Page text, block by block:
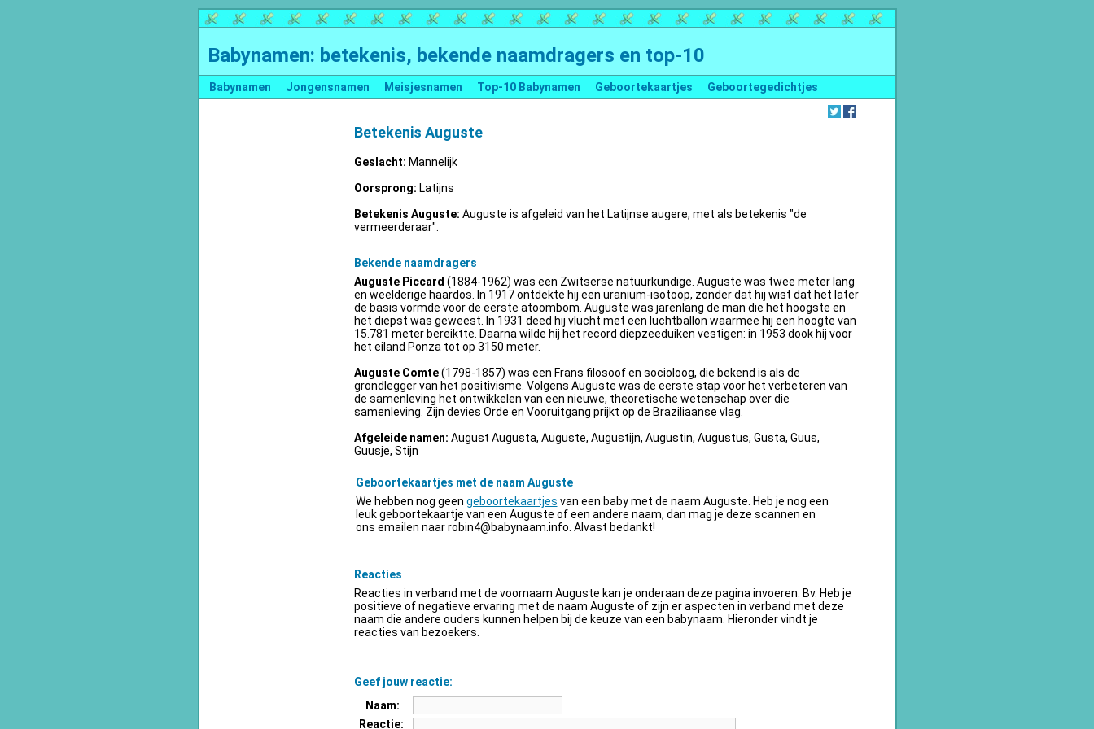
Babynamen: betekenis, bekende naamdragers en top-10
Babynamen Jongensnamen Meisjesnamen Top-10 Babynamen Geboortekaartjes Geboortegedichtjes
Betekenis Auguste
Geslacht: Mannelijk
Oorsprong: Latijns
Betekenis Auguste: Auguste is afgeleid van het Latijnse augere, met als betekenis "de
vermeerderaar".
Bekende naamdragers
Auguste Piccard (1884-1962) was een Zwitserse natuurkundige. Auguste was twee meter lang
en weelderige haardos. In 1917 ontdekte hij een uranium-isotoop, zonder dat hij wist dat het later
de basis vormde voor de eerste atoombom. Auguste was jarenlang de man die het hoogste en
het diepst was geweest. In 1931 deed hij vlucht met een luchtballon waarmee hij een hoogte van
15.781 meter bereiktte. Daarna wilde hij het record diepzeeduiken vestigen: in 1953 dook hij voor
het eiland Ponza tot op 3150 meter.
Auguste Comte(1798-1857) was een Frans filosoof en socioloog, die bekend is als de
grondlegger van het positivisme. Volgens Auguste was de eerste stap voor het verbeteren van
de samenleving het ontwikkelen van een nieuwe, theoretische wetenschap over die
samenleving. Zijn devies Orde en Vooruitgang prijkt op de Braziliaanse vlag.
Afgeleide namen: August Augusta, Auguste, Augustijn, Augustin, Augustus, Gusta, Guus,
Guusje, Stijn
Geboortekaartjes met de naam Auguste
We hebben nog geen geboortekaartjes van een baby met de naam Auguste. Heb je nog een
leuk geboortekaartje van een Auguste of een andere naam, dan mag je deze scannen en
ons emailen naarrobin4@babynaam.info . Alvast bedankt!
Reacties
Reacties in verband met de voornaam Auguste kan je onderaan deze pagina invoeren. Bv. Heb je
positieve of negatieve ervaring met de naam Auguste of zijn er aspecten in verband met deze
naam die andere ouders kunnen helpen bij de keuze van een babynaam. Hieronder vindt je
reacties van bezoekers.
Geef jouw reactie:
Naam:
Reactie: